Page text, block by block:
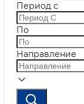
Период с
По
Направление